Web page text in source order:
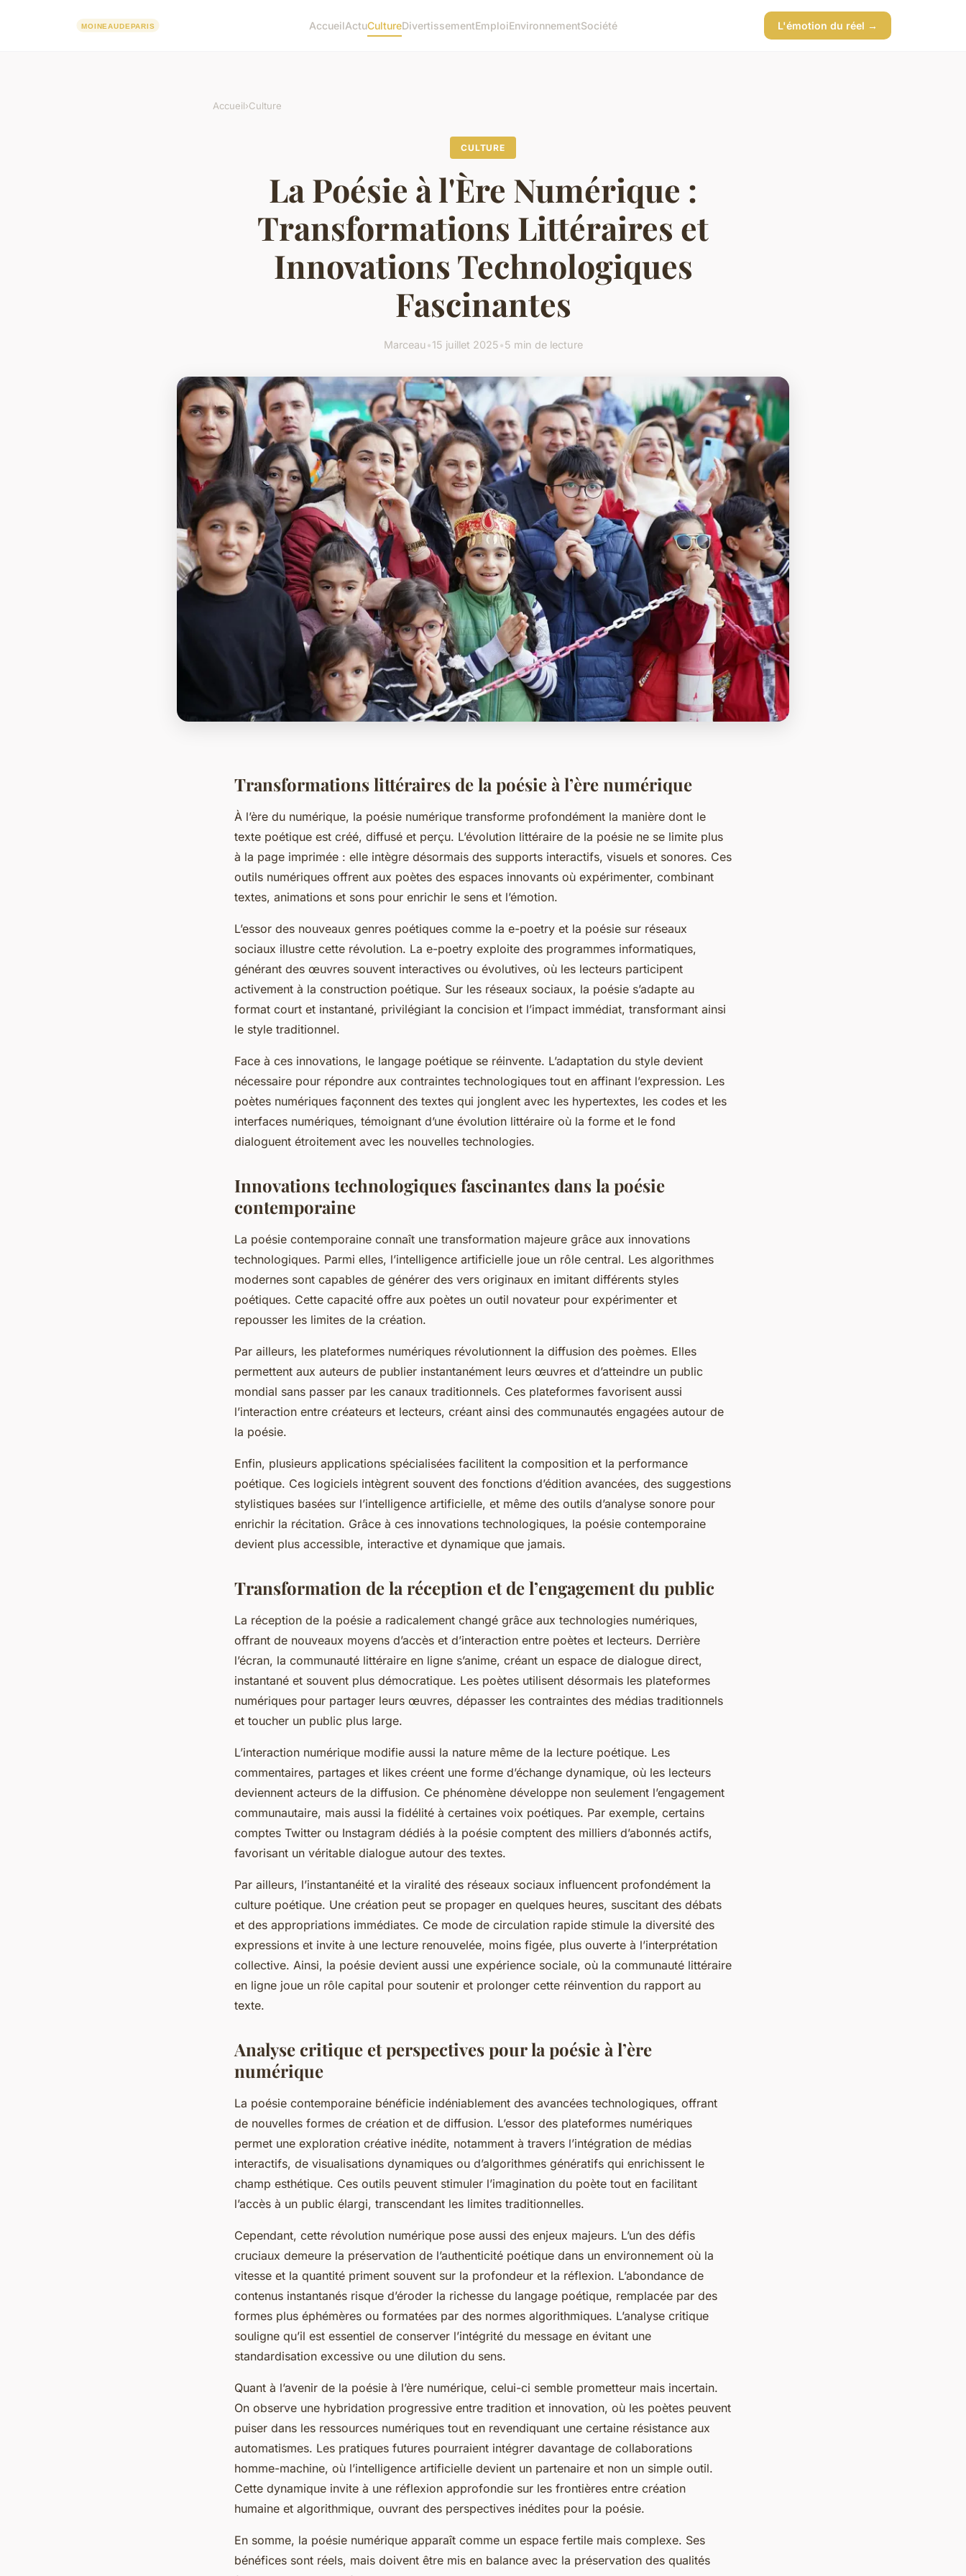
AccueilActuCultureDivertissementEmploiEnvironnementSociété L'émotion du réel →
Accueil›Culture
CULTURE
La Poésie à l'Ère Numérique :
Transformations Littéraires et
Innovations Technologiques
Fascinantes
Marceau•15 juillet 2025•5 min de lecture
Transformations littéraires de la poésie à l’ère numérique
À l’ère du numérique, la poésie numérique transforme profondément la manière dont le
texte poétique est créé, diffusé et perçu. L’évolution littéraire de la poésie ne se limite plus
à la page imprimée : elle intègre désormais des supports interactifs, visuels et sonores. Ces
outils numériques offrent aux poètes des espaces innovants où expérimenter, combinant
textes, animations et sons pour enrichir le sens et l’émotion.
L’essor des nouveaux genres poétiques comme la e-poetry et la poésie sur réseaux
sociaux illustre cette révolution. La e-poetry exploite des programmes informatiques,
générant des œuvres souvent interactives ou évolutives, où les lecteurs participent
activement à la construction poétique. Sur les réseaux sociaux, la poésie s’adapte au
format court et instantané, privilégiant la concision et l’impact immédiat, transformant ainsi
le style traditionnel.
Face à ces innovations, le langage poétique se réinvente. L’adaptation du style devient
nécessaire pour répondre aux contraintes technologiques tout en affinant l’expression. Les
poètes numériques façonnent des textes qui jonglent avec les hypertextes, les codes et les
interfaces numériques, témoignant d’une évolution littéraire où la forme et le fond
dialoguent étroitement avec les nouvelles technologies.
Innovations technologiques fascinantes dans la poésie
contemporaine
La poésie contemporaine connaît une transformation majeure grâce aux innovations
technologiques. Parmi elles, l’intelligence artificielle joue un rôle central. Les algorithmes
modernes sont capables de générer des vers originaux en imitant différents styles
poétiques. Cette capacité offre aux poètes un outil novateur pour expérimenter et
repousser les limites de la création.
Par ailleurs, les plateformes numériques révolutionnent la diffusion des poèmes. Elles
permettent aux auteurs de publier instantanément leurs œuvres et d’atteindre un public
mondial sans passer par les canaux traditionnels. Ces plateformes favorisent aussi
l’interaction entre créateurs et lecteurs, créant ainsi des communautés engagées autour de
la poésie.
Enfin, plusieurs applications spécialisées facilitent la composition et la performance
poétique. Ces logiciels intègrent souvent des fonctions d’édition avancées, des suggestions
stylistiques basées sur l’intelligence artificielle, et même des outils d’analyse sonore pour
enrichir la récitation. Grâce à ces innovations technologiques, la poésie contemporaine
devient plus accessible, interactive et dynamique que jamais.
Transformation de la réception et de l’engagement du public
La réception de la poésie a radicalement changé grâce aux technologies numériques,
offrant de nouveaux moyens d’accès et d’interaction entre poètes et lecteurs. Derrière
l’écran, la communauté littéraire en ligne s’anime, créant un espace de dialogue direct,
instantané et souvent plus démocratique. Les poètes utilisent désormais les plateformes
numériques pour partager leurs œuvres, dépasser les contraintes des médias traditionnels
et toucher un public plus large.
L’interaction numérique modifie aussi la nature même de la lecture poétique. Les
commentaires, partages et likes créent une forme d’échange dynamique, où les lecteurs
deviennent acteurs de la diffusion. Ce phénomène développe non seulement l’engagement
communautaire, mais aussi la fidélité à certaines voix poétiques. Par exemple, certains
comptes Twitter ou Instagram dédiés à la poésie comptent des milliers d’abonnés actifs,
favorisant un véritable dialogue autour des textes.
Par ailleurs, l’instantanéité et la viralité des réseaux sociaux influencent profondément la
culture poétique. Une création peut se propager en quelques heures, suscitant des débats
et des appropriations immédiates. Ce mode de circulation rapide stimule la diversité des
expressions et invite à une lecture renouvelée, moins figée, plus ouverte à l’interprétation
collective. Ainsi, la poésie devient aussi une expérience sociale, où la communauté littéraire
en ligne joue un rôle capital pour soutenir et prolonger cette réinvention du rapport au
texte.
Analyse critique et perspectives pour la poésie à l’ère
numérique
La poésie contemporaine bénéficie indéniablement des avancées technologiques, offrant
de nouvelles formes de création et de diffusion. L’essor des plateformes numériques
permet une exploration créative inédite, notamment à travers l’intégration de médias
interactifs, de visualisations dynamiques ou d’algorithmes génératifs qui enrichissent le
champ esthétique. Ces outils peuvent stimuler l’imagination du poète tout en facilitant
l’accès à un public élargi, transcendant les limites traditionnelles.
Cependant, cette révolution numérique pose aussi des enjeux majeurs. L’un des défis
cruciaux demeure la préservation de l’authenticité poétique dans un environnement où la
vitesse et la quantité priment souvent sur la profondeur et la réflexion. L’abondance de
contenus instantanés risque d’éroder la richesse du langage poétique, remplacée par des
formes plus éphémères ou formatées par des normes algorithmiques. L’analyse critique
souligne qu’il est essentiel de conserver l’intégrité du message en évitant une
standardisation excessive ou une dilution du sens.
Quant à l’avenir de la poésie à l’ère numérique, celui-ci semble prometteur mais incertain.
On observe une hybridation progressive entre tradition et innovation, où les poètes peuvent
puiser dans les ressources numériques tout en revendiquant une certaine résistance aux
automatismes. Les pratiques futures pourraient intégrer davantage de collaborations
homme-machine, où l’intelligence artificielle devient un partenaire et non un simple outil.
Cette dynamique invite à une réflexion approfondie sur les frontières entre création
humaine et algorithmique, ouvrant des perspectives inédites pour la poésie.
En somme, la poésie numérique apparaît comme un espace fertile mais complexe. Ses
bénéfices sont réels, mais doivent être mis en balance avec la préservation des qualités